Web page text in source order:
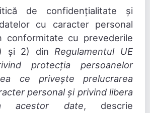
de confidențialitate și
cu caracter personal
conformitate cu prevederile
și 2) din Regulamentul UE
protecția persoanelor
ce privește prelucrarea
personal și privind libera
acestor date, descrie